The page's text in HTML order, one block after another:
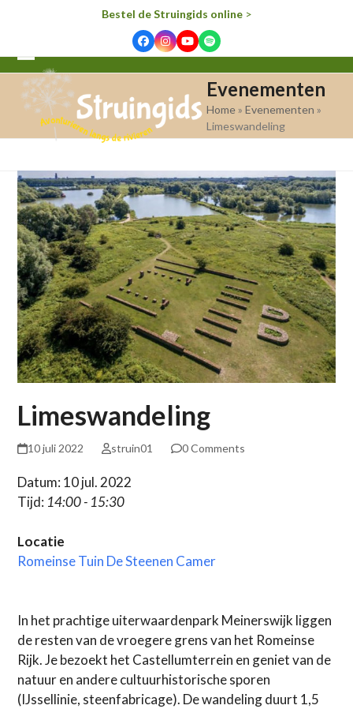
Bestel de Struingids online>
FacebookInstagram
YouTube
Spotify
Open
mobile
menu
Close
mobile
menu
Evenementen
Home »Evenementen »
Limeswandeling
Limeswandeling
10 juli 2022 struin01 0 Comments
Datum: 10 jul. 2022
Tijd: 14:00 - 15:30
Locatie
Romeinse Tuin De Steenen Camer
In het prachtige uiterwaardenpark Meinerswijk liggen
de resten van de vroegere grens van het Romeinse
Rijk. Je bezoekt het Castellumterrein en geniet van de
natuur en andere cultuurhistorische sporen
(IJssellinie, steenfabricage). De wandeling duurt 1,5